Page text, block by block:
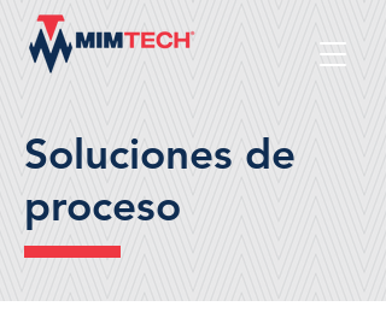
Soluciones de
proceso